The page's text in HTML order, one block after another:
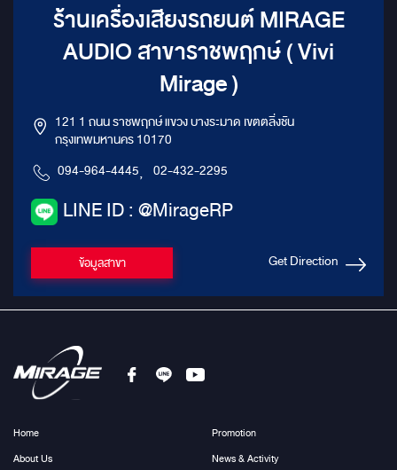
ร้านเครื่องเสียงรถยนต์ MIRAGE
AUDIO สาขาราชพฤกษ์ ( Vivi
Mirage )
121 1 ถนน ราชพฤกษ์ แขวง บางระมาด เขตตลิ่งชัน
กรุงเทพมหานคร 10170
094-964-4445, 02-432-2295
LINE ID : @MirageRP
ข้อมูลสาขา Get Direction
Home
About Us
Promotion
News & Activity